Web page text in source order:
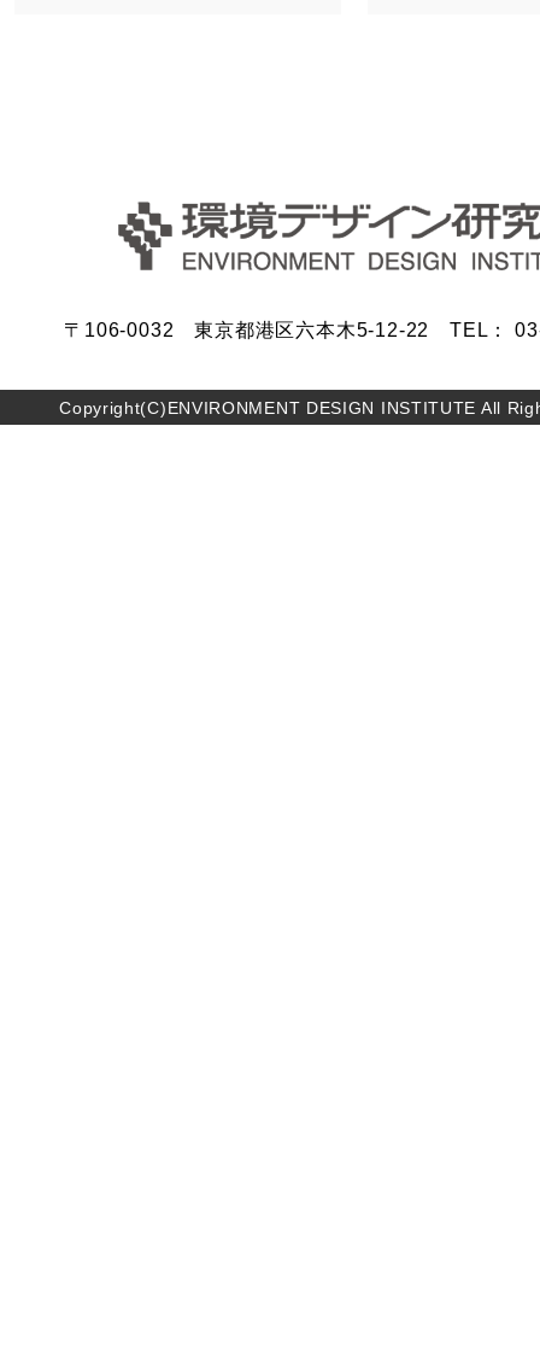
〒106-0032 東京都港区六本木5-12-22 TEL：
Copyright(C)ENVIRONMENT DESIGN INSTITUTE All